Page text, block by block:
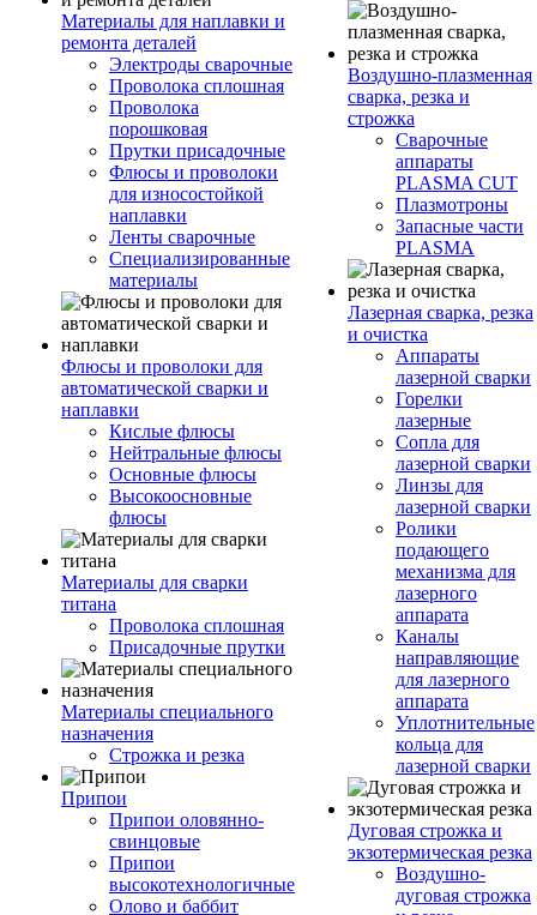
Материалы для наплавки и
ремонта деталей
Электроды сварочные
Проволока сплошная
Проволока
порошковая
Прутки присадочные
Флюсы и проволоки
для износостойкой
наплавки
Ленты сварочные
Специализированные
материалы
Флюсы и проволоки для
автоматической сварки и
наплавки
Кислые флюсы
Нейтральные флюсы
Основные флюсы
Высокоосновные
флюсы
Материалы для сварки
титана
Проволока сплошная
Присадочные прутки
Материалы специального
назначения
Строжка и резка
Припои
Припои оловянно-
свинцовые
Припои
высокотехнологичные
Олово и баббит
Воздушно-плазменная
сварка, резка и
строжка
Сварочные
аппараты
PLASMA CUT
Плазмотроны
Запасные части
PLASMA
Лазерная сварка, резка
и очистка
Аппараты
лазерной сварки
Горелки
лазерные
Сопла для
лазерной сварки
Линзы для
лазерной сварки
Ролики
подающего
механизма для
лазерного
аппарата
Каналы
направляющие
для лазерного
аппарата
Уплотнительные
кольца для
лазерной сварки
Дуговая строжка и
экзотермическая резка
Воздушно-
дуговая строжка